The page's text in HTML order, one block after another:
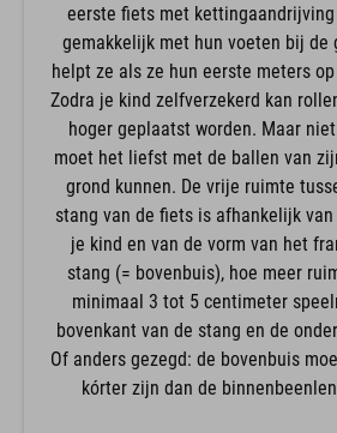
eerste fiets met
gemakkelijk met hun voeten bij de
helpt ze als ze hun eerste meters
Zodra je kind zelfverzekerd kan
hoger geplaatst worden. Maar
moet het liefst met de ballen van
grond kunnen. De vrije ruimte
stang van de fiets is afhankelijk
je kind en van de vorm van het
stang (= bovenbuis), hoe meer
minimaal 3 tot 5 centimeter
bovenkant van de stang en de
Of anders gezegd: de bovenbuis
kórter zijn dan de